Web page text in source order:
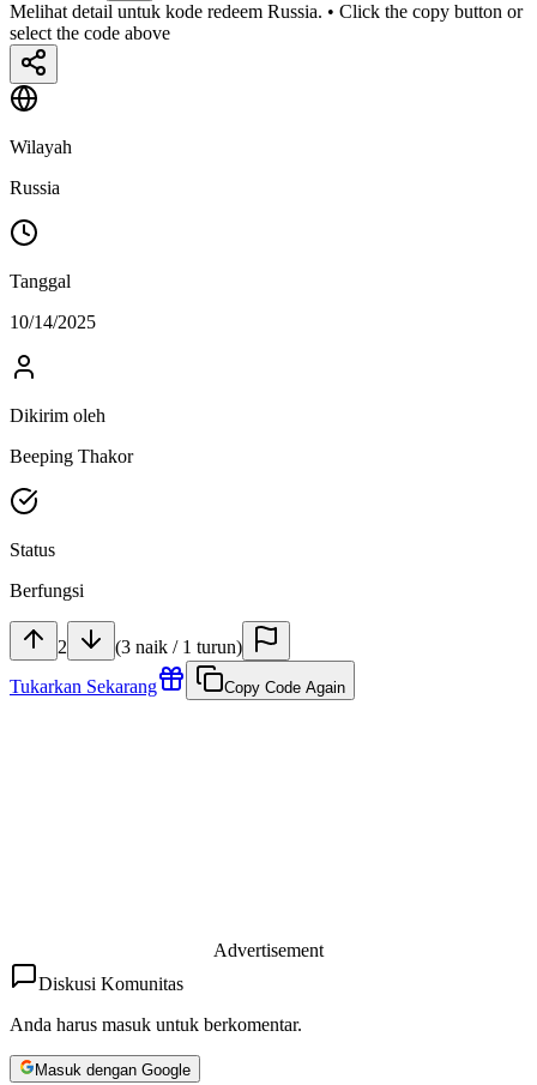
Melihat detail untuk kode redeem Russia. • Click the copy button or
select the code above
Wilayah
Russia
Tanggal
10/14/2025
Dikirim oleh
Beeping Thakor
Status
Berfungsi
2 (3 naik / 1 turun)
Tukarkan Sekarang
Copy Code Again
Advertisement
Diskusi Komunitas
Anda harus masuk untuk berkomentar.
Masuk dengan Google